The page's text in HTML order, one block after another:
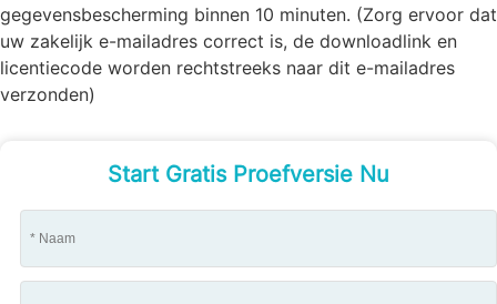
gegevensbescherming binnen 10 minuten. (Zorg ervoor dat
uw zakelijk e-mailadres correct is, de downloadlink en
licentiecode worden rechtstreeks naar dit e-mailadres
verzonden)
Start Gratis Proefversie Nu